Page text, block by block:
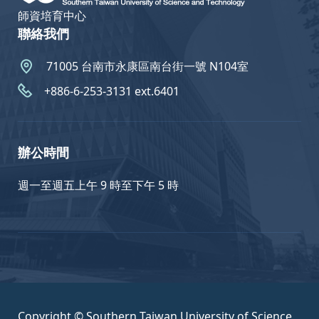
師資培育中心
聯絡我們
71005 台南市永康區南台街一號 N104室
+886-6-253-3131 ext.6401
辦公時間
週一至週五上午 9 時至下午 5 時